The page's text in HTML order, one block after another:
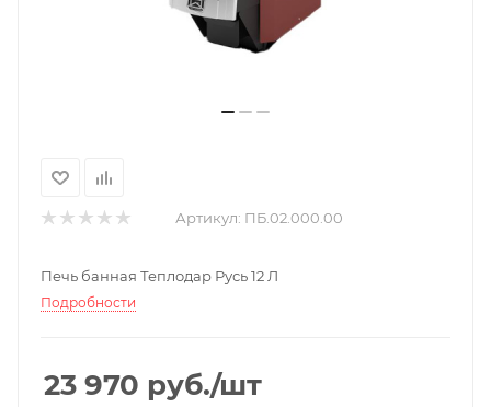
Артикул: ПБ.02.000.00
Печь банная Теплодар Русь 12 Л
Подробности
23 970 руб./шт